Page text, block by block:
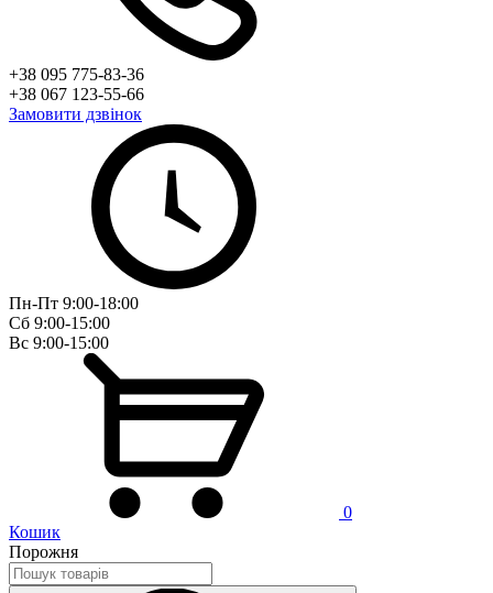
+38 095 775-83-36
+38 067 123-55-66
Замовити дзвінок
Пн-Пт 9:00-18:00
Сб 9:00-15:00
Вс 9:00-15:00
0
Кошик
Порожня